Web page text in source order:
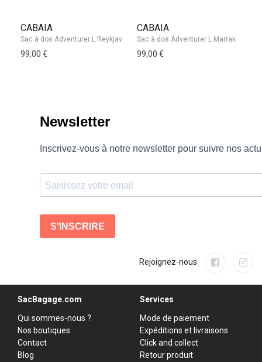
CABAIA
99,00 €
CABAIA
99,00 €
Rejoignez-nous
SacBagage.com
Qui sommes-nous ?
Nos boutiques
Contact
Blog
Services
Mode de paiement
Expéditions et livraisons
Click and collect
Retour produit